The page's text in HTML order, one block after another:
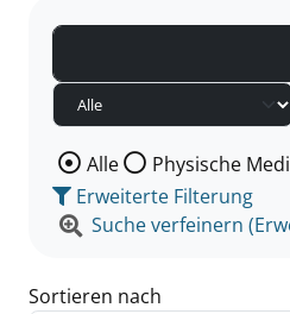
Wählen Sie die
Alle Physische
Erweiterte Filterung
Suche verfeinern
Sortieren nach